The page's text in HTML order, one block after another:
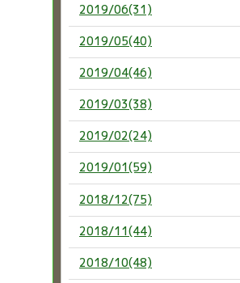
2019/06(31)
2019/05(40)
2019/04(46)
2019/03(38)
2019/02(24)
2019/01(59)
2018/12(75)
2018/11(44)
2018/10(48)